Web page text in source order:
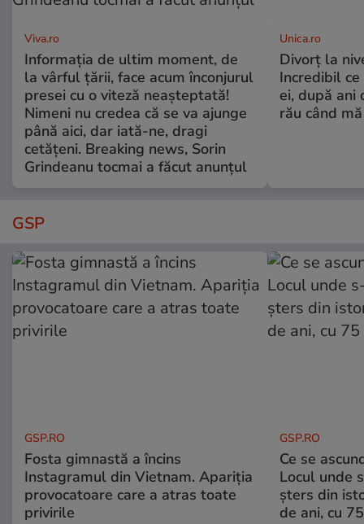
Viva.ro
Informația de ultim moment, de
la vârful țării, face acum înconjurul
presei cu o viteză neașteptată!
Nimeni nu credea că se va ajunge
până aici, dar iată-ne, dragi
cetățeni. Breaking news, Sorin
Grindeanu tocmai a făcut anunțul
Unica.ro
Divorț la
Incredibil
ei, după ani
rău când
GSP
GSP.RO
Fosta gimnastă a încins
Instagramul din Vietnam. Apariția
provocatoare care a atras toate
privirile
GSP.RO
Ce se
Locul unde
șters din
de ani, cu